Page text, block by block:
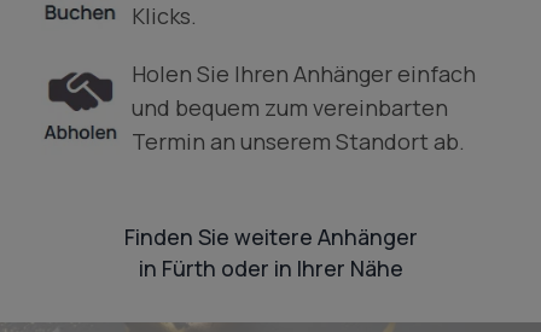
Klicks.
Holen Sie Ihren Anhänger einfach
und bequem zum vereinbarten
Termin an unserem Standort ab.
Finden Sie weitere Anhänger
in Fürth oder in Ihrer Nähe